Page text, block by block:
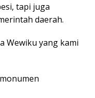
tapi juga
daerah.
Wewiku yang kami